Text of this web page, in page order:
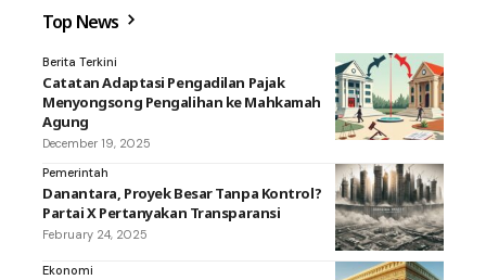
Top News
Berita Terkini
Catatan Adaptasi Pengadilan Pajak
Menyongsong Pengalihan ke Mahkamah
Agung
December 19, 2025
Pemerintah
Danantara, Proyek Besar Tanpa Kontrol?
Partai X Pertanyakan Transparansi
February 24, 2025
Ekonomi